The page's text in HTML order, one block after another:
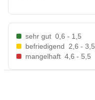
sehr gut 0,6 - 1,5
befriedigend
2,6 - 3,5
mangelhaft 4,6 - 5,5